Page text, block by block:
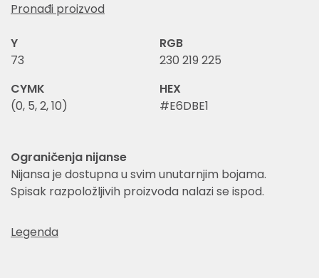
Pronađi proizvod
Y
73
RGB
230 219 225
CYMK
(0, 5, 2, 10)
HEX
#E6DBE1
Ograničenja nijanse
Nijansa je dostupna u svim unutarnjim bojama.
Spisak razpoložljivih proizvoda nalazi se ispod.
Legenda